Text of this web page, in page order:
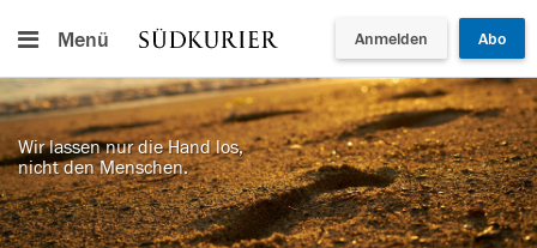
Menü Anmelden Abo
Wir lassen nur die Hand los,
nicht den Menschen.